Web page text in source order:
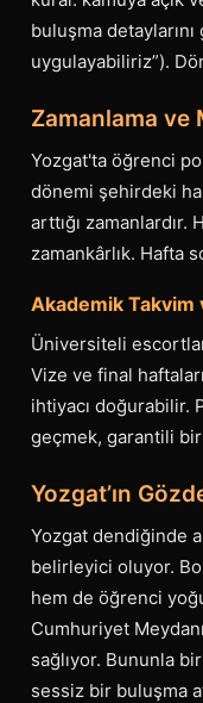
buluşma
uygulayabiliriz”).
Zamanlama ve
Yozgat'ta öğrenci
dönemi şehirdeki
arttığı
zamankârlık. Hafta
Akademik Takvim
Üniversiteli
Vize ve final
ihtiyacı doğurabilir.
geçmek, garantili bir
Yozgat’ın
Yozgat dendiğinde
belirleyici oluyor.
hem de öğrenci
Cumhuriyet
sağlıyor. Bununla
sessiz bir buluşma